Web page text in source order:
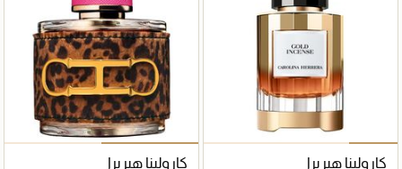
كارولينا هيريرا كارولينا هيريرا